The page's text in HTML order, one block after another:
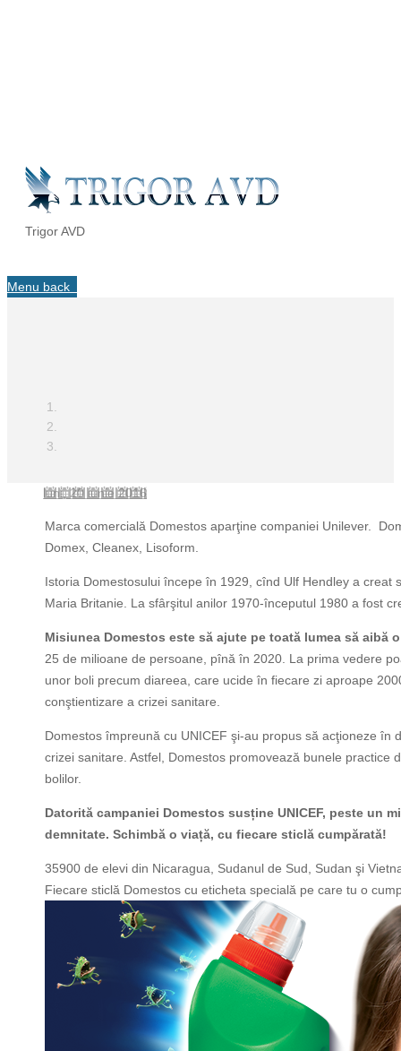
Trigor AVD
Menu back
luni, 20 iunie 2016
Marca comercială Domestos aparţine companiei Unilever.
Domex, Cleanex, Lisoform.
Istoria Domestosului începe în 1929, cînd Ulf Hendley a
Maria Britanie. La sfârşitul anilor 1970-începutul 1980 a fost
Misiunea Domestos este să ajute pe toată lumea să aibă
25 de milioane de persoane, pînă în 2020. La prima vedere
unor boli precum diareea, care ucide în fiecare zi aproape
conştientizare a crizei sanitare.
Domestos împreună cu UNICEF şi-au propus să acţioneze
crizei sanitare. Astfel, Domestos promovează bunele
bolilor.
Datorită campaniei Domestos susține UNICEF, peste un
demnitate. Schimbă o viață, cu fiecare sticlă cumpărată!
35900 de elevi din Nicaragua, Sudanul de Sud, Sudan şi
Fiecare sticlă Domestos cu eticheta specială pe care tu o